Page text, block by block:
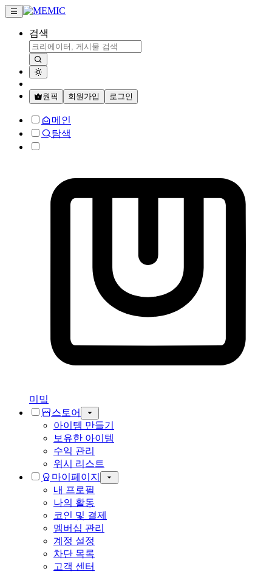
검색
원픽 회원가입 로그인
메인
탐색
미밐
스토어
아이템 만들기
보유한 아이템
수익 관리
위시 리스트
마이페이지
내 프로필
나의 활동
코인 및 결제
멤버십 관리
계정 설정
차단 목록
고객 센터